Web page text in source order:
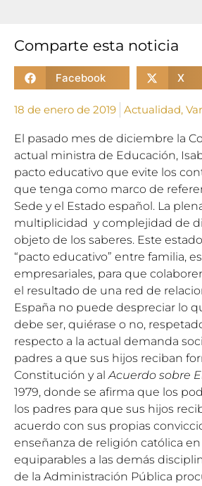
Comparte esta noticia
Facebook X
18 de enero de 2019 Actualidad,
El pasado mes de diciembre la
actual ministra de Educación,
pacto educativo que evite los
que tenga como marco de
Sede y el Estado español. La
multiplicidad y complejidad de
objeto de los saberes. Este
“pacto educativo” entre familia,
empresariales, para que
el resultado de una red de
España no puede despreciar lo
debe ser, quiérase o no,
respecto a la actual demanda
padres a que sus hijos reciban
Constitución y alAcuerdo sobre
1979, donde se afirma que los
los padres para que sus hijos
acuerdo con sus propias
enseñanza de religión católica
equiparables a las demás
de la Administración Pública